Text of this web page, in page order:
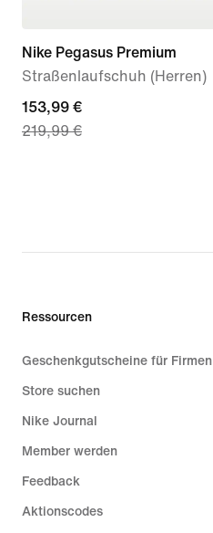
Nike Pegasus Premium
Straßenlaufschuh (Herren)
current
price
153,99 €
219,99 €
Ressourcen
Geschenkgutscheine für Firmen
Store suchen
Nike Journal
Member werden
Feedback
Aktionscodes